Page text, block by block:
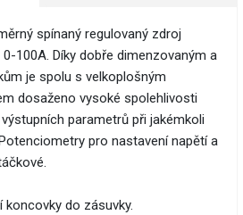
spínaný regulovaný zdroj
100A. Díky dobře dimenzovaným a
je spolu s velkoplošným
dosaženo vysoké spolehlivosti
parametrů při jakémkoli
pro nastavení napětí a
koncovky do zásuvky.